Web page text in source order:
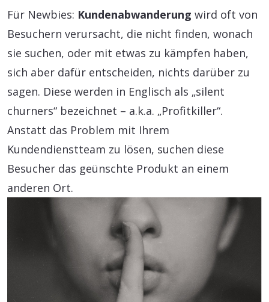
Für Newbies: Kundenabwanderung wird oft von
Besuchern verursacht, die nicht finden, wonach
sie suchen, oder mit etwas zu kämpfen haben,
sich aber dafür entscheiden, nichts darüber zu
sagen. Diese werden in Englisch als „silent
churners“ bezeichnet – a.k.a. „Profitkiller“.
Anstatt das Problem mit Ihrem
Kundendienstteam zu lösen, suchen diese
Besucher das geünschte Produkt an einem
anderen Ort.